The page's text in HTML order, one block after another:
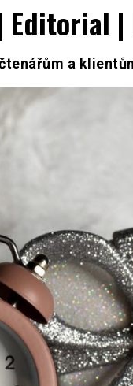
Editorial |
a